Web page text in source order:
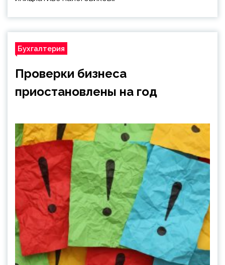
Бухгалтерия
Проверки бизнеса
приостановлены на год